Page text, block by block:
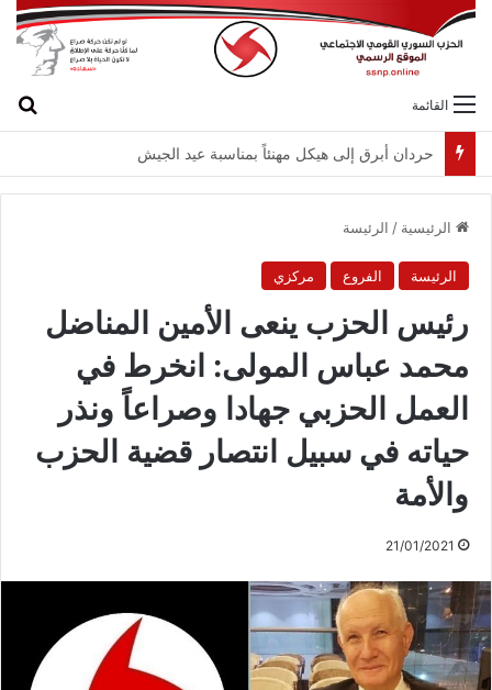
القائمة
الرئيسية / الرئيسة
الرئيسة الفروع مركزي
رئيس الحزب ينعى الأمين المناضل
محمد عباس المولى: انخرط في
العمل الحزبي جهادا وصراعاً ونذر
حياته في سبيل انتصار قضية الحزب
والأمة
21/01/2021